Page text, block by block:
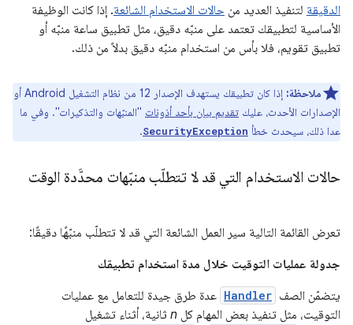
الدقيقة لتنفيذ العديد من حالات الاستخدام الشائعة. إذا كانت الوظيفة
الأساسية لتطبيقك تعتمد على منبّه دقيق، مثل تطبيق ساعة منبّه أو
تطبيق تقويم، فلا بأس من استخدام منبّه دقيق بدلاً من ذلك.
ملاحظة:
إذا كان تطبيقك يستهدف الإصدار 12 من نظام التشغيل Android أو
الإصدارات الأحدث، عليك تقديم بيان بأحد أذونات "المنبّهات والتذكيرات". وفي ما
عدا ذلك، سيحدث خطأ SecurityException
.
حالات الاستخدام التي قد لا تتطلّب منبّهات محدَّدة الوقت
تعرض القائمة التالية سير العمل الشائعة التي قد لا تتطلّب منبّهًا دقيقًا:
جدولة عمليات التوقيت خلال مدة استخدام تطبيقك
يتضمّن الصف Handler عدة طرق جيدة للتعامل مع عمليات
التوقيت، مثل تنفيذ بعض المهام كل n ثانية، أثناء تشغيل